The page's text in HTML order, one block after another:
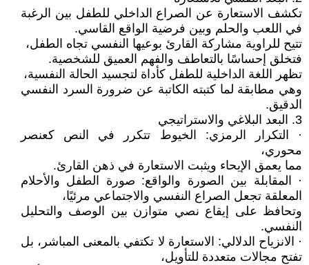
تكشف الاستعارة عن الصراع الداخلي للطفل بين الرغبة
في اللعب والحلم وبين فرضية الواقع القاسي.
تتيح للراوية مشاركة القارئ بوعيها النفسي تجاه الطفل،
فتخلق إحساسًا بالتعاطف والفهم العميق للشخصية.
تظهر اللغة الداخلية للطفل كأداة لتجسيد الحالة النفسية،
وهي مطابقة لما كتبته الكاتبة عن ضرورة السرد النفسي
الدقيق.
3. البعد البلاغي والاستراتيجي
· التكرار الرمزي: الخيوط تتكرر في النص كعنصر
محوري،
مما يعمق الإيحاء ويثبت الاستعارة في ذهن القارئ.
· المقابلة بين الصورة والواقع: صورة الطفل والأحلام
المعلقة تجعل الصراع النفسي والاجتماعي مرئيًا،
وتحافظ على إيقاع نصي متوازن بين الوصف والتحليل
النفسي.
· الانزياح الدلالي: الاستعارة لا تكتفي بالمعنى المباشر، بل
تفتح مجالات متعددة للتأويل،